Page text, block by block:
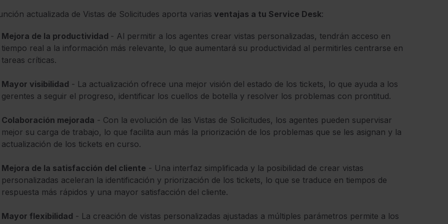
actualizada de Vistas de Solicitudes aporta varias ventajas a tu Service Desk:
Mejora de la productividad - Al permitir a los agentes crear vistas personalizadas, tendrán acceso en
tiempo real a la información más relevante, lo que aumentará su productividad al permitirles centrarse en
tareas críticas.
Mayor visibilidad - La actualización ofrece una mejor visión del estado de los tickets, lo que ayuda a los
gerentes a seguir el progreso, identificar los cuellos de botella y resolver los problemas con prontitud.
Colaboración mejorada - Con la evolución de las Vistas de Solicitudes, los agentes pueden supervisar
mejor su carga de trabajo, lo que facilita aun más la priorización de los problemas que se les asignan y la
actualización de los tickets en curso.
Mejora de la satisfacción del cliente - Una interfaz simplificada y la posibilidad de crear vistas
personalizadas aceleran la identificación y priorización de los tickets, lo que se traduce en tiempos de
respuesta más rápidos y una mayor satisfacción del cliente.
Mayor flexibilidad - La creación de vistas personalizadas ajustadas a múltiples parámetros permite a los